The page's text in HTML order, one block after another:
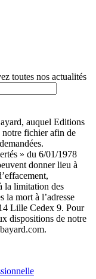
toutes nos actualités
auquel Editions
notre fichier afin de
» du 6/01/1978
donner lieu à
la limitation des
la mort à l’adresse
Lille Cedex 9. Pour
dispositions de notre